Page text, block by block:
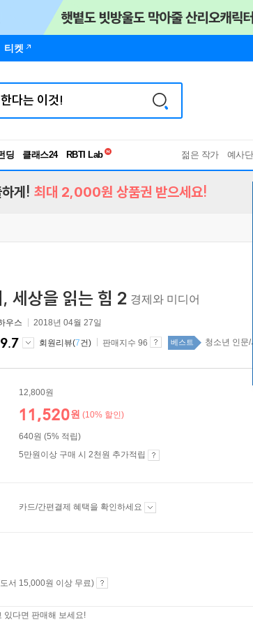
티켓
딩 클래스24
독서유형검사
젊은 작가 예사
게! 최대 2,000원 상품권 받으세요!
세상을 읽는 힘 2 경제와 미디어
우스 2018년 04월 27일
9.7 회원리뷰(7건) 판매지수 96 베스트 청소년 인문/
12,800원
11,520원 (10% 할인)
640원 (5% 적립)
5만원이상 구매 시 2천원 추가적립
카드/간편결제 혜택을 확인하세요
서 15,000원 이상 무료)
있다면 판매해 보세요!